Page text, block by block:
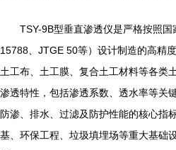
TSY-9B型垂直渗透仪是严格按照
15788、JTGE 50等）设计制造的高精
土工布、土工膜、复合土工材料等各类
渗透特性，包括渗透系数、透水率等关
防渗、排水、过滤及防护性能的核心指
基、环保工程、垃圾填埋场等重大基础